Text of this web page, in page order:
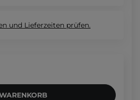
und Lieferzeiten prüfen.